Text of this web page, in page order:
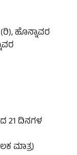
ಹೊನ್ನಾವರ
21 ದಿನಗಳ
ಮಾತ್ರ)